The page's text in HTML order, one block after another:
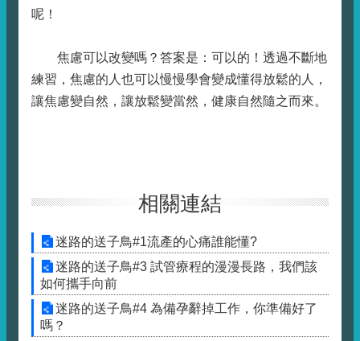
呢！
焦慮可以改變嗎？答案是：可以的！透過不斷地
練習，焦慮的人也可以慢慢學會變成懂得放鬆的人，
讓焦慮變自然，讓放鬆變當然，健康自然隨之而來。
相關連結
迷路的送子鳥#1流產的心痛誰能懂?
迷路的送子鳥#3 試管療程的漫漫長路，我們該
如何攜手向前
迷路的送子鳥#4 為備孕辭掉工作，你準備好了
嗎？